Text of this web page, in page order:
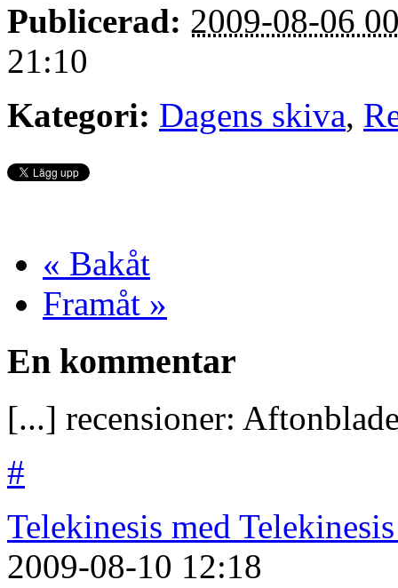
Publicerad: 2009-08-06
21:10
Kategori: Dagens skiva,
« Bakåt
Framåt »
En kommentar
[...] recensioner:
#
Telekinesis med
2009-08-10 12:18